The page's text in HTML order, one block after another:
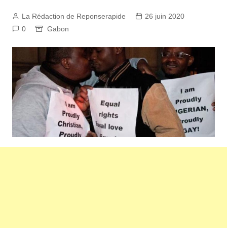
La Rédaction de Reponserapide
26 juin 2020
0
Gabon